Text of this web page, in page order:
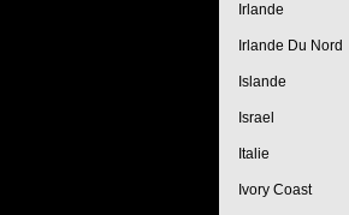
Irlande
Irlande Du Nord
Islande
Israel
Italie
Ivory Coast